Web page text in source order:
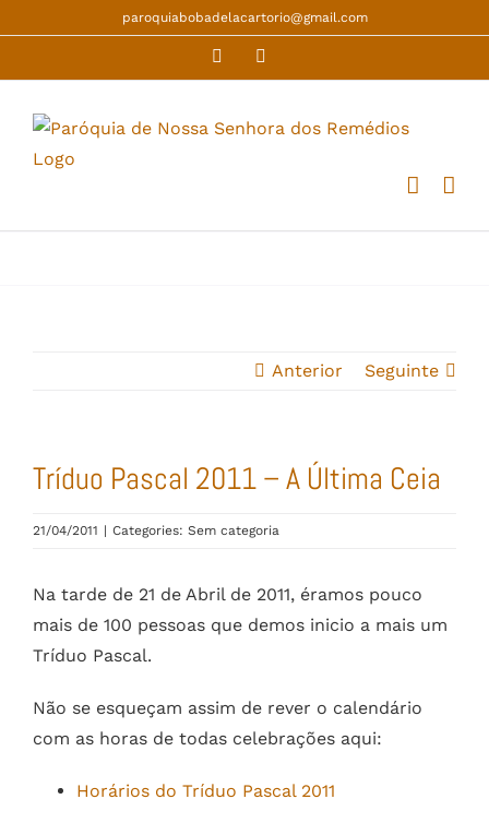
content
paroquiabobadelacartorio@gmail.com
Facebook
Anterior Seguinte
Tríduo Pascal 2011 – A Última Ceia
21/04/2011 | Categories: Sem categoria
Na tarde de 21 de Abril de 2011, éramos pouco
mais de 100 pessoas que demos inicio a mais um
Tríduo Pascal.
Não se esqueçam assim de rever o calendário
com as horas de todas celebrações aqui:
Horários do Tríduo Pascal 2011